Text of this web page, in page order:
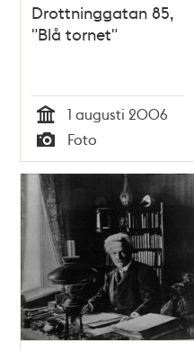
Drottninggatan 85,
"Blå tornet"
Tid
1 augusti 2006
Typ
Foto